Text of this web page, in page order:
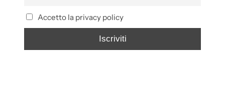
Accetto la privacy policy